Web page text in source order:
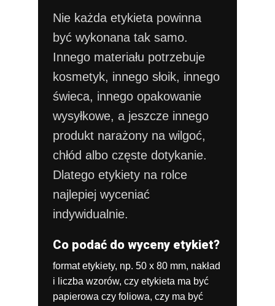
Nie każda etykieta powinna
być wykonana tak samo.
Innego materiału potrzebuje
kosmetyk, innego słoik, innego
świeca, innego opakowanie
wysyłkowe, a jeszcze innego
produkt narażony na wilgoć,
chłód albo częste dotykanie.
Dlatego etykiety na rolce
najlepiej wyceniać
indywidualnie.
Co podać do wyceny etykiet?
format etykiety, np. 50 x 80 mm, nakład
i liczba wzorów, czy etykieta ma być
papierowa czy foliowa, czy ma być